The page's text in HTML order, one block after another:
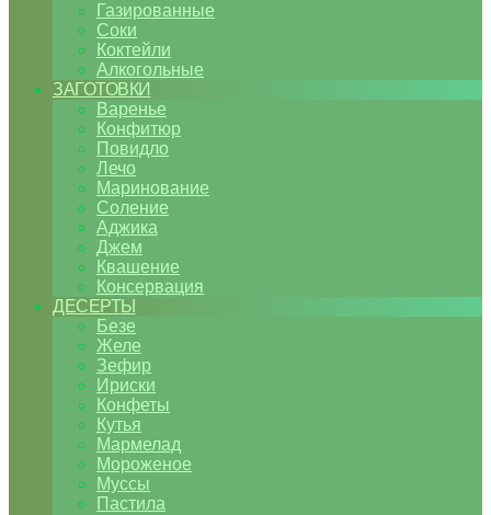
Газированные
Соки
Коктейли
Алкогольные
ЗАГОТОВКИ
Варенье
Конфитюр
Повидло
Лечо
Маринование
Соление
Аджика
Джем
Квашение
Консервация
ДЕСЕРТЫ
Безе
Желе
Зефир
Ириски
Конфеты
Кутья
Мармелад
Мороженое
Муссы
Пастила